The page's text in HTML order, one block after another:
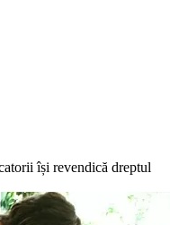
își revendică dreptul